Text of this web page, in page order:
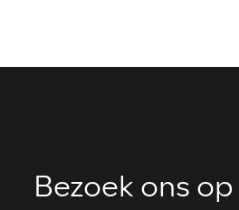
Bezoek ons